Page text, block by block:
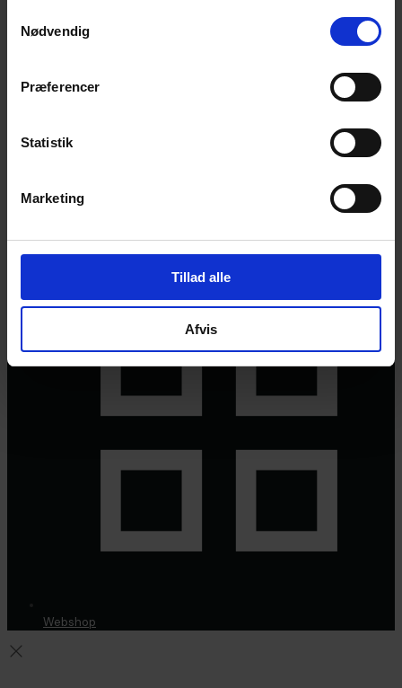
Nødvendig
Præferencer
Statistik
Marketing
Tillad alle
Afvis
Webshop